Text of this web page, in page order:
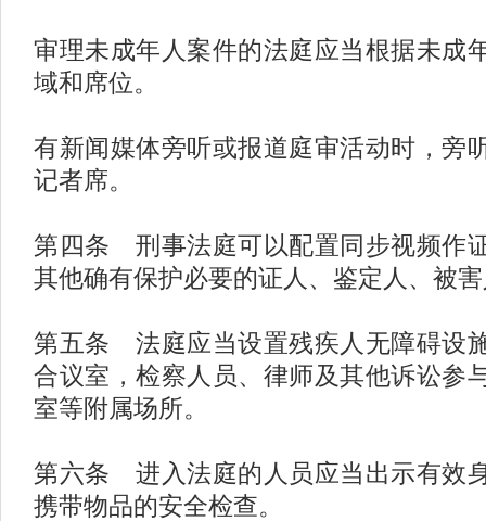
审理未成年人案件的法庭应当根据未成
域和席位。
有新闻媒体旁听或报道庭审活动时，旁
记者席。
第四条 刑事法庭可以配置同步视频作
其他确有保护必要的证人、鉴定人、被
第五条 法庭应当设置残疾人无障碍设
合议室，检察人员、律师及其他诉讼参
室等附属场所。
第六条 进入法庭的人员应当出示有效
携带物品的安全检查。